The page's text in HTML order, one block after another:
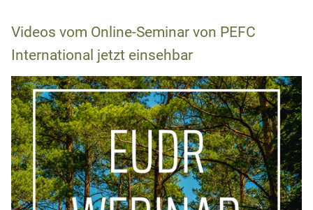
Videos vom Online-Seminar von PEFC
International jetzt einsehbar